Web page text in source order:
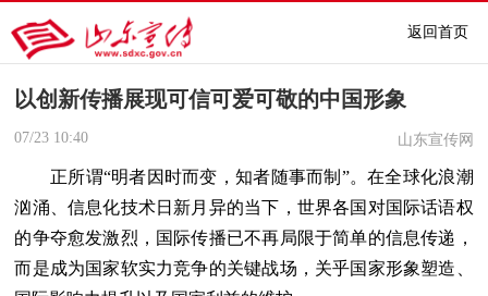
返回首页
以创新传播展现可信可爱可敬的中国形象
07/23 10:40 山东宣传网
正所谓“明者因时而变，知者随事而制”。在全球化浪潮
汹涌、信息化技术日新月异的当下，世界各国对国际话语权
的争夺愈发激烈，国际传播已不再局限于简单的信息传递，
而是成为国家软实力竞争的关键战场，关乎国家形象塑造、